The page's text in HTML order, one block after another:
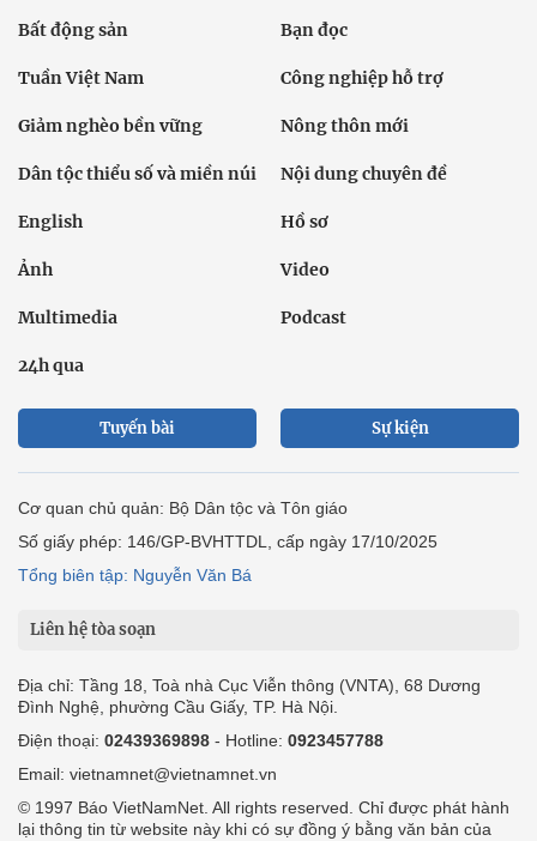
Bất động sản Bạn đọc
Tuần Việt Nam Công nghiệp hỗ trợ
Giảm nghèo bền vững Nông thôn mới
Dân tộc thiểu số và miền núi Nội dung chuyên đề
English Hồ sơ
Ảnh Video
Multimedia Podcast
24h qua
Tuyến bài Sự kiện
Cơ quan chủ quản: Bộ Dân tộc và Tôn giáo
Số giấy phép: 146/GP-BVHTTDL, cấp ngày 17/10/2025
Tổng biên tập: Nguyễn Văn Bá
Liên hệ tòa soạn
Địa chỉ: Tầng 18, Toà nhà Cục Viễn thông (VNTA), 68 Dương
Đình Nghệ, phường Cầu Giấy, TP. Hà Nội.
Điện thoại: 02439369898 - Hotline: 0923457788
Email: vietnamnet@vietnamnet.vn
© 1997 Báo VietNamNet. All rights reserved. Chỉ được phát hành
lại thông tin từ website này khi có sự đồng ý bằng văn bản của